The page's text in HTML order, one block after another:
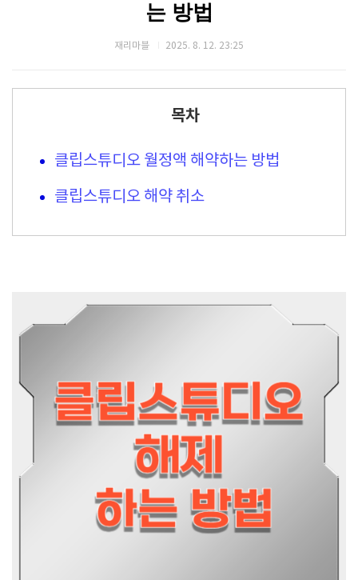
는 방법
재리마블 2025. 8. 12. 23:25
목차
클립스튜디오 월정액 해약하는 방법
클립스튜디오 해약 취소